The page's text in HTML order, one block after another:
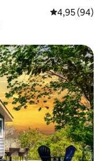
4,95 de uma
4,95 (94)